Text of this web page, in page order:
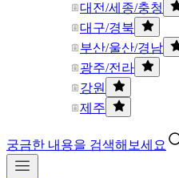
대전/세종/충청
대구/경북
부산/울산/경남
광주/전라
강원
제주
궁금한 내용을 검색해보세요